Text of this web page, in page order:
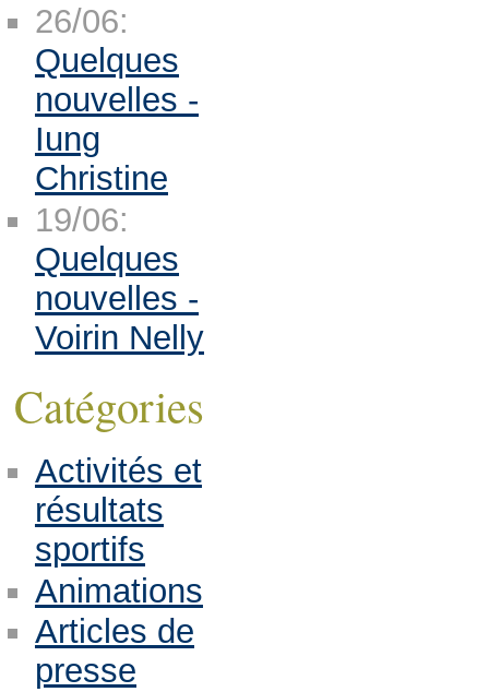
26/06:
Quelques
nouvelles -
Iung
Christine
19/06:
Quelques
nouvelles -
Voirin Nelly
Catégories
Activités et
résultats
sportifs
Animations
Articles de
presse